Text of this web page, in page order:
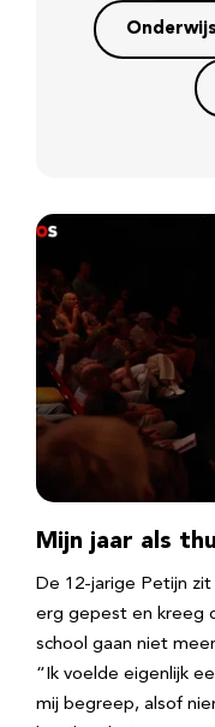
Onderwijs
Mijn jaar als
De 12-jarige Petijn zit
erg gepest en kreeg
school gaan niet
“Ik voelde eigenlijk
mij begreep, alsof